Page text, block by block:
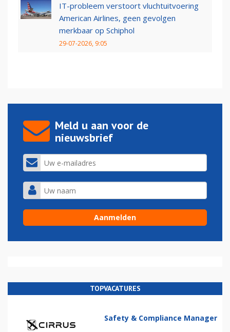
IT-probleem verstoort vluchtuitvoering
American Airlines, geen gevolgen
merkbaar op Schiphol
29-07-2026, 9:05
Meld u aan voor de
nieuwsbrief
TOPVACATURES
Safety & Compliance Manager